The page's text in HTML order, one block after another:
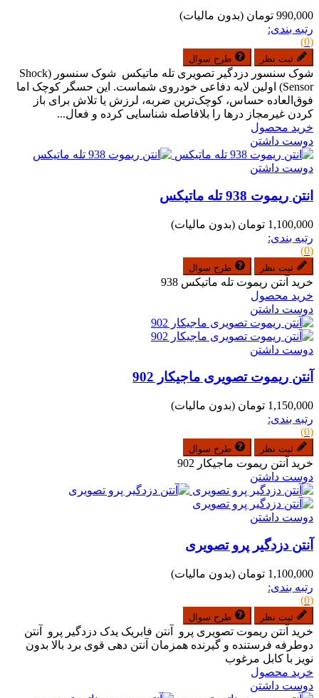
990,000 تومان
(بدون مالیات)
رتبه بندی:
(0)
ثبت نظر طرح سوال
شوک سنسور دزدگیر تصویری تله ماتیکس شوک سنسور (Shock
Sensor) اولین لایه دفاعی خودروی شماست. این حسگر کوچک اما
فوق‌العاده حساس، کوچک‌ترین ضربه، لرزش یا تلاش برای باز
کردن غیرمجاز درها را بلافاصله شناسایی کرده و فعال...
خرید محصول
دوست داشتن
دوست داشتن
انتن ریموت 938 تله ماتیکس
1,100,000 تومان
(بدون مالیات)
رتبه بندی:
(0)
ثبت نظر طرح سوال
خرید آنتن ریموت تله ماتیکس 938
خرید محصول
دوست داشتن
دوست داشتن
آنتن ریموت تصویری ماجیکار 902
1,150,000 تومان
(بدون مالیات)
رتبه بندی:
(0)
ثبت نظر طرح سوال
خرید آنتن ریموت ماجیکار 902
دوست داشتن
دوست داشتن
آنتن دزدگیر پرو تصویری
1,100,000 تومان
(بدون مالیات)
رتبه بندی:
(0)
ثبت نظر طرح سوال
خرید آنتن ریموت تصویری پرو آنتن فابریک یدک دزدگیر پرو آنتن
دوطرفه فرستنده و گیرنده همزمان آنتن دهی قوی برد بالا بدون
نویز با کابل مرغوب
خرید محصول
دوست داشتن